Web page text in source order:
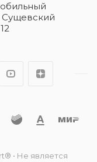
Сущевский
• Не является